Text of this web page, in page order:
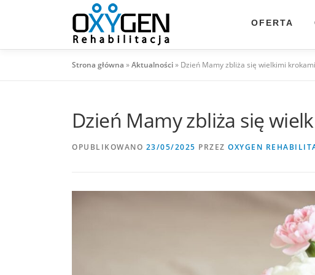
OFERTA
Strona główna »Aktualności» Dzień Mamy zbliża się wielkimi
Dzień Mamy zbliża się
OPUBLIKOWANO 23/05/2025 PRZEZ OXYGEN